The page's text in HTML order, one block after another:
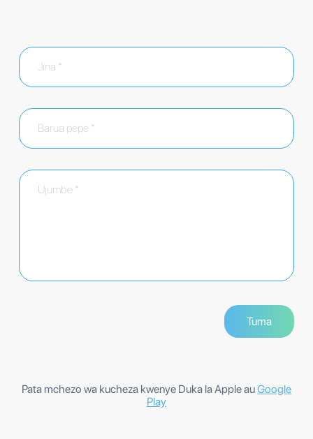
Pata mchezo wa kucheza kwenye Duka la Apple auGoogle
Play